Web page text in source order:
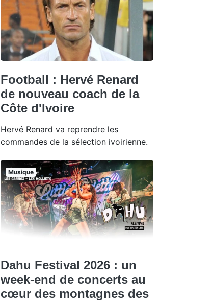
Football : Hervé Renard
de nouveau coach de la
Côte d'Ivoire
Hervé Renard va reprendre les
commandes de la sélection ivoirienne.
Musique
Dahu Festival 2026 : un
week-end de concerts au
cœur des montagnes des